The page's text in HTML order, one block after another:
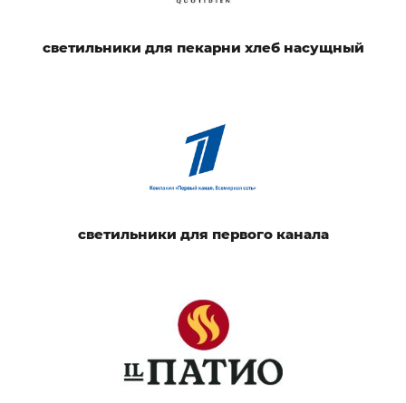
светильники для пекарни хлеб насущный
светильники для первого канала